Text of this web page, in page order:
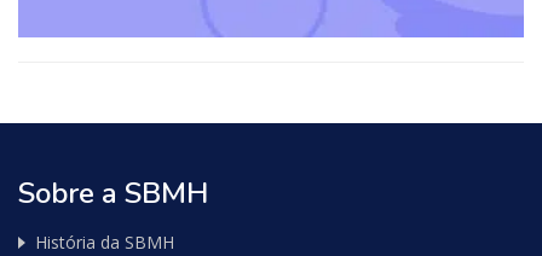
Sobre a SBMH
História da SBMH